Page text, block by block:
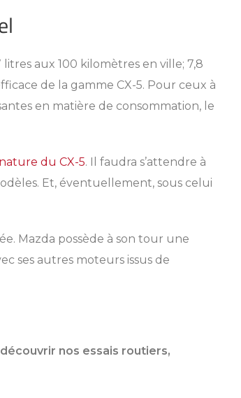
aux 100 kilomètres en ville; 7,8
de la gamme CX-5. Pour ceux à
en matière de consommation, le
du CX-5. Il faudra s’attendre à
Et, éventuellement, sous celui
Mazda possède à son tour une
ses autres moteurs issus de
nos essais routiers,
819 564-2196
Magog
St-
Magog
St-
GRANBY
DRUMMONDVILLE